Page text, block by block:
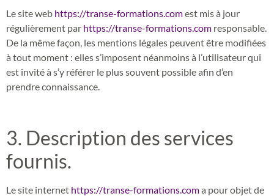
Le site web https://transe-formations.comest mis à jour
régulièrement par https://transe-formations.com responsable.
De la même façon, les mentions légales peuvent être modifiées
à tout moment : elles s’imposent néanmoins à l’utilisateur qui
est invité à s’y référer le plus souvent possible afin d’en
prendre connaissance.
3. Description des services
fournis.
Le site internet https://transe-formations.coma pour objet de